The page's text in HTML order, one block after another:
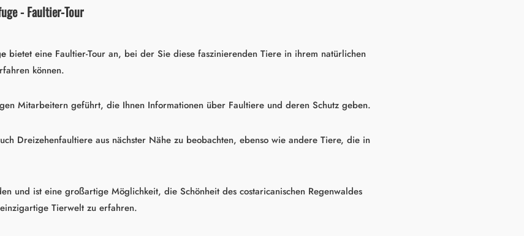
- Faultier-Tour
bietet eine Faultier-Tour an, bei der Sie diese faszinierenden Tiere in ihrem natürlichen
können.
Mitarbeitern geführt, die Ihnen Informationen über Faultiere und deren Schutz geben.
Dreizehenfaultiere aus nächster Nähe zu beobachten, ebenso wie andere Tiere, die in
und ist eine großartige Möglichkeit, die Schönheit des costaricanischen Regenwaldes
Tierwelt zu erfahren.